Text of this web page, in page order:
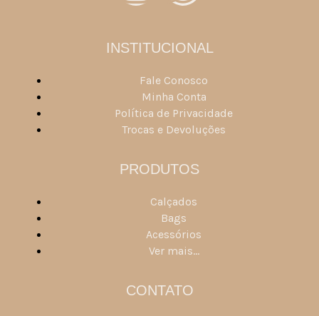
INSTITUCIONAL
Fale Conosco
Minha Conta
Política de Privacidade
Trocas e Devoluções
PRODUTOS
Calçados
Bags
Acessórios
Ver mais...
CONTATO